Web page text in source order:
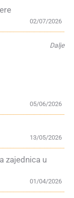
02/07/2026
Dalje
05/06/2026
13/05/2026
zajednica u
01/04/2026